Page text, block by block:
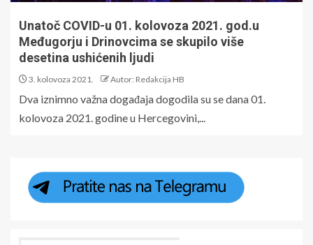
Unatoč COVID-u 01. kolovoza 2021. god.u
Međugorju i Drinovcima se skupilo više
desetina ushićenih ljudi
3. kolovoza 2021. Autor: Redakcija HB
Dva iznimno važna događaja dogodila su se dana 01.
kolovoza 2021. godine u Hercegovini,...